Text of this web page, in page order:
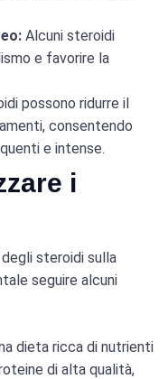
Alcuni steroidi
e favorire la
possono ridurre il
consentendo
e intense.
i
steroidi sulla
seguire alcuni
dieta ricca di nutrienti
di alta qualità,